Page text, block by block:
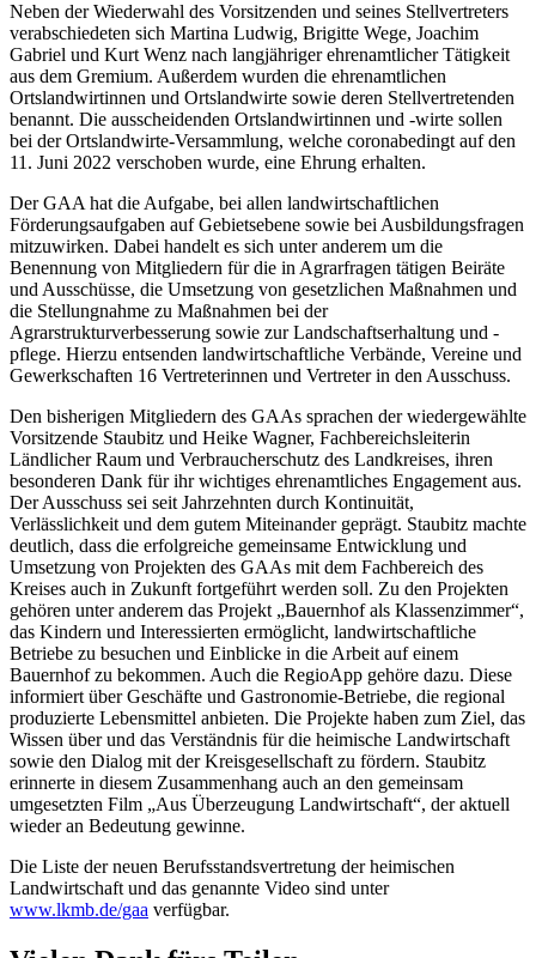
Neben der Wiederwahl des Vorsitzenden und seines Stellvertreters
verabschiedeten sich Martina Ludwig, Brigitte Wege, Joachim
Gabriel und Kurt Wenz nach langjähriger ehrenamtlicher Tätigkeit
aus dem Gremium. Außerdem wurden die ehrenamtlichen
Ortslandwirtinnen und Ortslandwirte sowie deren Stellvertretenden
benannt. Die ausscheidenden Ortslandwirtinnen und -wirte sollen
bei der Ortslandwirte-Versammlung, welche coronabedingt auf den
11. Juni 2022 verschoben wurde, eine Ehrung erhalten.
Der GAA hat die Aufgabe, bei allen landwirtschaftlichen
Förderungsaufgaben auf Gebietsebene sowie bei Ausbildungsfragen
mitzuwirken. Dabei handelt es sich unter anderem um die
Benennung von Mitgliedern für die in Agrarfragen tätigen Beiräte
und Ausschüsse, die Umsetzung von gesetzlichen Maßnahmen und
die Stellungnahme zu Maßnahmen bei der
Agrarstrukturverbesserung sowie zur Landschaftserhaltung und -
pflege. Hierzu entsenden landwirtschaftliche Verbände, Vereine und
Gewerkschaften 16 Vertreterinnen und Vertreter in den Ausschuss.
Den bisherigen Mitgliedern des GAAs sprachen der wiedergewählte
Vorsitzende Staubitz und Heike Wagner, Fachbereichsleiterin
Ländlicher Raum und Verbraucherschutz des Landkreises, ihren
besonderen Dank für ihr wichtiges ehrenamtliches Engagement aus.
Der Ausschuss sei seit Jahrzehnten durch Kontinuität,
Verlässlichkeit und dem gutem Miteinander geprägt. Staubitz machte
deutlich, dass die erfolgreiche gemeinsame Entwicklung und
Umsetzung von Projekten des GAAs mit dem Fachbereich des
Kreises auch in Zukunft fortgeführt werden soll. Zu den Projekten
gehören unter anderem das Projekt „Bauernhof als Klassenzimmer“,
das Kindern und Interessierten ermöglicht, landwirtschaftliche
Betriebe zu besuchen und Einblicke in die Arbeit auf einem
Bauernhof zu bekommen. Auch die RegioApp gehöre dazu. Diese
informiert über Geschäfte und Gastronomie-Betriebe, die regional
produzierte Lebensmittel anbieten. Die Projekte haben zum Ziel, das
Wissen über und das Verständnis für die heimische Landwirtschaft
sowie den Dialog mit der Kreisgesellschaft zu fördern. Staubitz
erinnerte in diesem Zusammenhang auch an den gemeinsam
umgesetzten Film „Aus Überzeugung Landwirtschaft“, der aktuell
wieder an Bedeutung gewinne.
Die Liste der neuen Berufsstandsvertretung der heimischen
Landwirtschaft und das genannte Video sind unter
www.lkmb.de/gaa verfügbar.